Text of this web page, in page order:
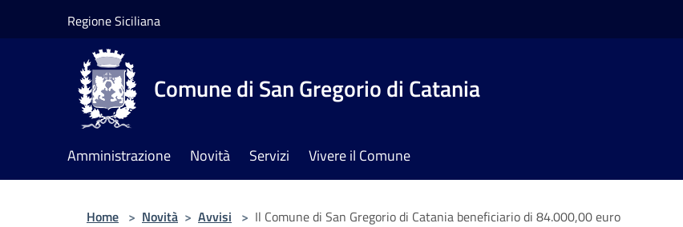
Regione Siciliana
Comune di San Gregorio di Catania
Amministrazione Novità Servizi Vivere il Comune
Home > Novità > Avvisi > Il Comune di San Gregorio di Catania beneficiario di 84.000,00 euro